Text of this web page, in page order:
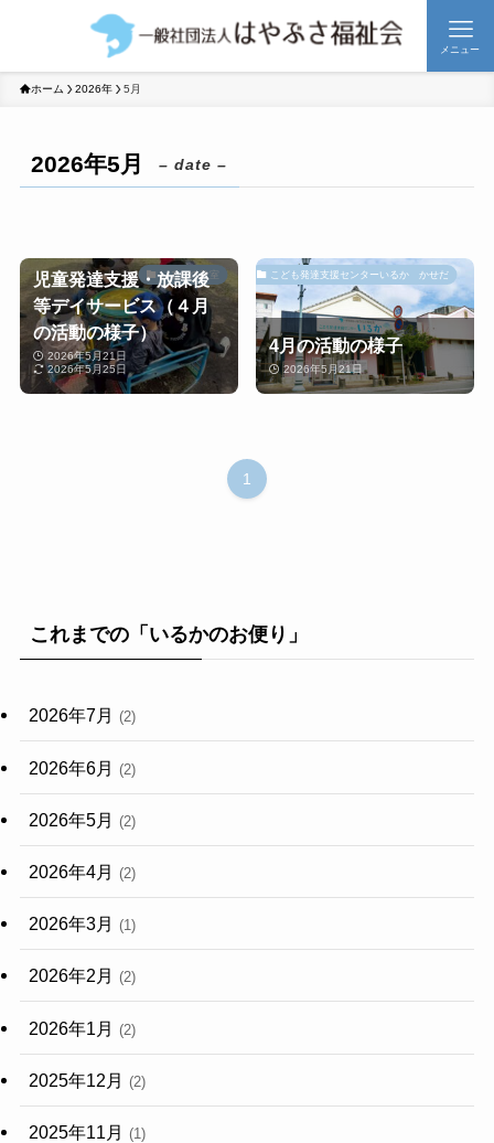
メニュー
ホーム 2026年 5月
2026年5月 – date –
いるかの教室
児童発達支援・放課後
等デイサービス（４月
の活動の様子）
2026年5月21日
2026年5月25日
こども発達支援センターいるか かせだ
4月の活動の様子
2026年5月21日
1
これまでの「いるかのお便り」
2026年7月 (2)
2026年6月 (2)
2026年5月 (2)
2026年4月 (2)
2026年3月 (1)
2026年2月 (2)
2026年1月 (2)
2025年12月 (2)
2025年11月 (1)